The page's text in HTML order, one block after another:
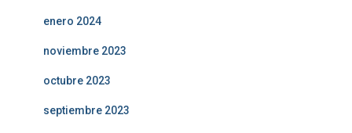
enero 2024
noviembre 2023
octubre 2023
septiembre 2023